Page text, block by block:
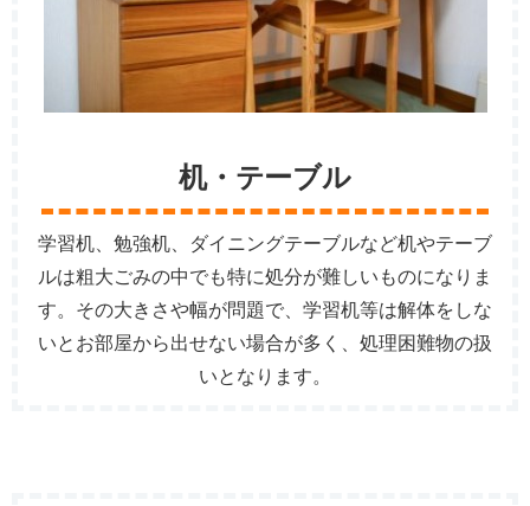
机・テーブル
学習机、勉強机、ダイニングテーブルなど机やテーブ
ルは粗大ごみの中でも特に処分が難しいものになりま
す。その大きさや幅が問題で、学習机等は解体をしな
いとお部屋から出せない場合が多く、処理困難物の扱
いとなります。